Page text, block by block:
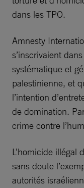
dans les TPO.
Amnesty
s’inscrivaient
systématique et
palestinienne, et
l’intention
de domination.
crime contre
L’homicide illégal
sans doute
autorités